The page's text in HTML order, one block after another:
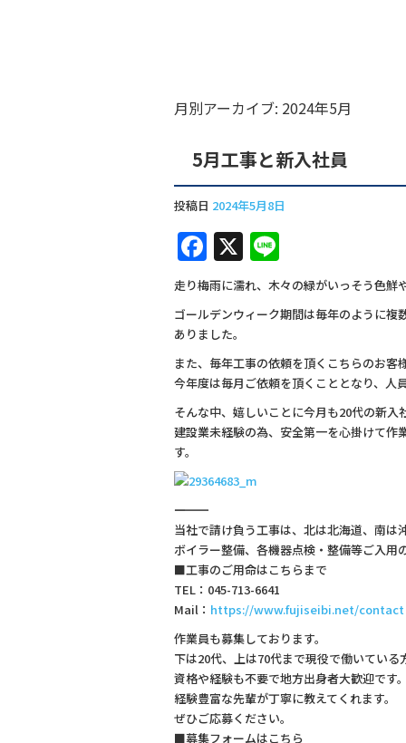
月別アーカイブ: 2024年5月
5月工事と新入社員
投稿日 2024年5月8日
F
a
c
e
b
o
o
k
X
n
e
走り梅雨に濡れ、木々の緑がいっそう色鮮
ゴールデンウィーク期間は毎年のように
ありました。
また、毎年工事の依頼を頂くこちらのお客
今年度は毎月ご依頼を頂くこととなり、人
そんな中、嬉しいことに今月も20代の新入
建設業未経験の為、安全第一を心掛けて作
す。
―――――――――――――
当社で請け負う工事は、北は北海道、南は
ボイラー整備、各機器点検・整備等ご入用
■工事のご用命はこちらまで
TEL：045-713-6641
Mail： https://www.fujiseibi.net/contact
作業員も募集しております。
下は20代、上は70代まで現役で働いている
資格や経験も不要で地方出身者大歓迎です。
経験豊富な先輩が丁寧に教えてくれます。
ぜひご応募ください。
■募集フォームはこちら